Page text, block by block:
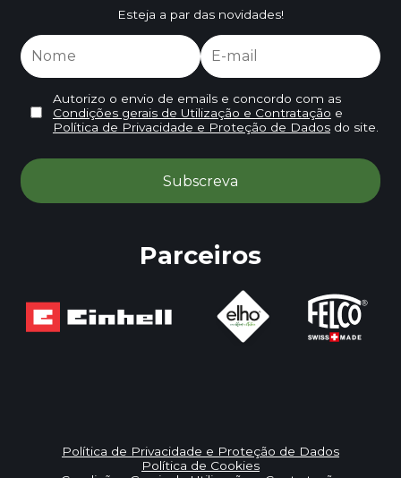
Esteja a par das novidades!
Autorizo o envio de emails e concordo com as
Condições gerais de Utilização e Contratação e
Política de Privacidade e Proteção de Dadosdo site.
Parceiros
Política de Privacidade e Proteção de Dados
Política de Cookies